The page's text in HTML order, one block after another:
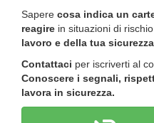
Sapere cosa indica un
reagire in situazioni di rischio
lavoro e della tua sicurezza
Contattaci per iscriverti al
Conoscere i segnali,
lavora in sicurezza.